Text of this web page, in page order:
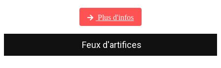
Plus d'infos
Feux d'artifices